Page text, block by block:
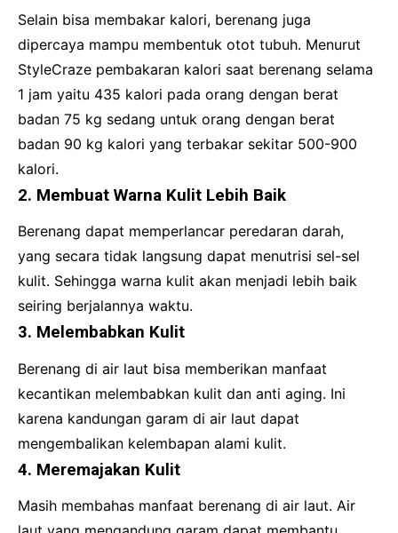
Selain bisa membakar kalori, berenang juga
dipercaya mampu membentuk otot tubuh. Menurut
StyleCraze pembakaran kalori saat berenang selama
1 jam yaitu 435 kalori pada orang dengan berat
badan 75 kg sedang untuk orang dengan berat
badan 90 kg kalori yang terbakar sekitar 500-900
kalori.
2. Membuat Warna Kulit Lebih Baik
Berenang dapat memperlancar peredaran darah,
yang secara tidak langsung dapat menutrisi sel-sel
kulit. Sehingga warna kulit akan menjadi lebih baik
seiring berjalannya waktu.
3. Melembabkan Kulit
Berenang di air laut bisa memberikan manfaat
kecantikan melembabkan kulit dan anti aging. Ini
karena kandungan garam di air laut dapat
mengembalikan kelembapan alami kulit.
4. Meremajakan Kulit
Masih membahas manfaat berenang di air laut. Air